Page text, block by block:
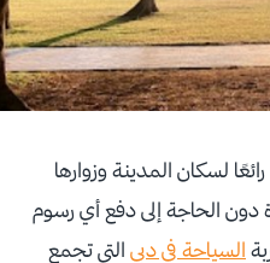
لسكان المدينة وزوارها
دون الحاجة إلى دفع أي رسوم
السياحة في دبي التي تجمع